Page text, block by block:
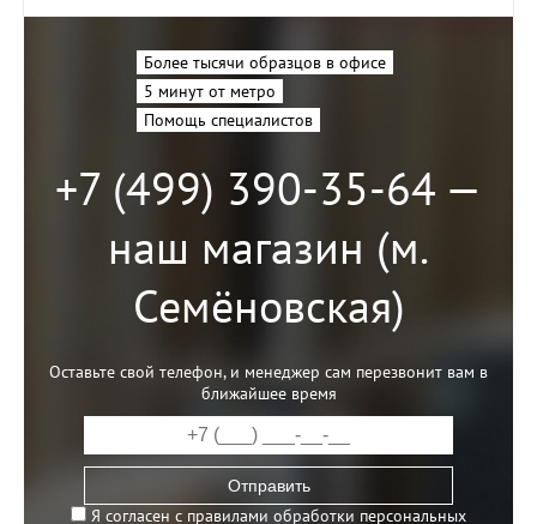
Более тысячи образцов в офисе
5 минут от метро
Помощь специалистов
+7 (499) 390-35-64 —
наш магазин (м.
Семёновская)
Оставьте свой телефон, и менеджер сам перезвонит вам в
ближайшее время
Отправить
Я согласен с правилами обработки персональных